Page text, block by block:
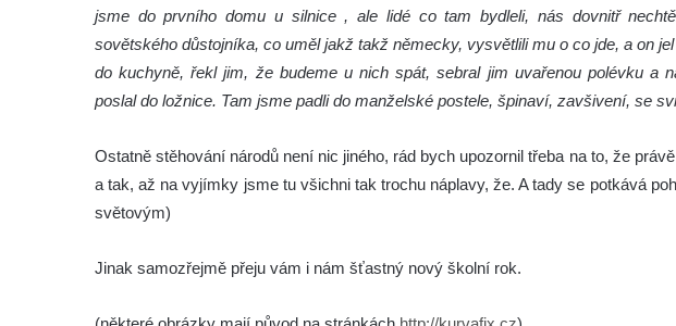
jsme do prvního domu u silnice , ale lidé co tam bydleli, nás dovnitř
sovětského důstojníka, co uměl jakž takž německy, vysvětlili mu o co jde, a on
do kuchyně, řekl jim, že budeme u nich spát, sebral jim uvařenou polévku a
poslal do ložnice. Tam jsme padli do manželské postele, špinaví, zavšivení, se
Ostatně stěhování národů není nic jiného, rád bych upozornil třeba na to, že
a tak, až na vyjímky jsme tu všichni tak trochu náplavy, že. A tady se potkává
světovým)
Jinak samozřejmě přeju vám i nám šťastný nový školní rok.